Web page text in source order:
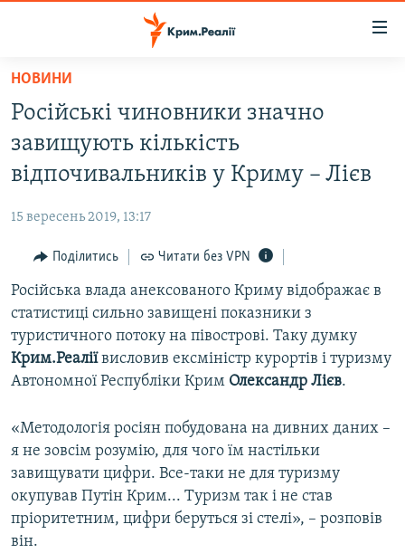
Перейти
основного
матеріалу
Перейти
до
основної
навігації
Перейти
пошуку
ВІДЕО ТА ФОТО
БЛОГИ
ПОГЛЯД
ІНТЕРВ'Ю
ВСЕ ЗА ДЕНЬ
СПЕЦПРОЕКТИ
ДЕПОРТАЦІЯ
ВІДЕОУРОКИ «ELIFBE»
СВІДЧЕННЯ ОКУПАЦІЇ
УКРАЇНСЬКА ПРОБЛЕМА КРИМУ
ІНФОГРАФІКА
ЯК ОБІЙТИ БЛОКУВАННЯ
Русский
Qırımtatar
ДОЛУЧАЙСЯ!
НОВИНИ
Російські чиновники значно
завищують кількість
відпочивальників у Криму – Лієв
15 вересень 2019, 13:17
Поділитись Читати без VPN
Російська влада анексованого Криму відображає в
статистиці сильно завищені показники з
туристичного потоку на півострові. Таку думку
Крим.Реаліївисловив ексміністр курортів і туризму
Автономної Республіки Крим Олександр Лієв.
«Методологія росіян побудована на дивних даних –
я не зовсім розумію, для чого їм настільки
завищувати цифри. Все-таки не для туризму
окупував Путін Крим... Туризм так і не став
пріоритетним, цифри беруться зі стелі», – розповів
він.